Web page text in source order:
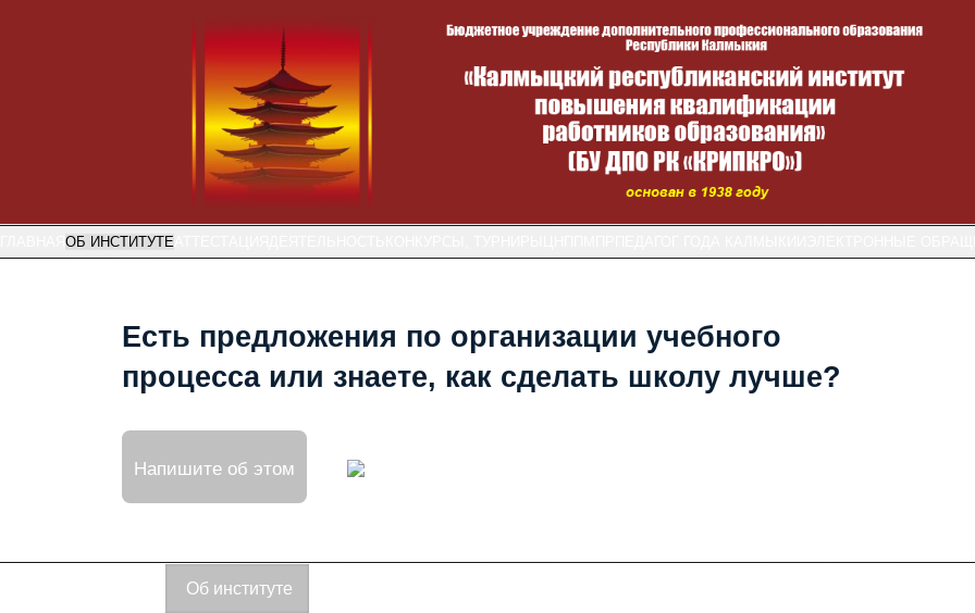
ОБ ИНСТИТУТЕ
Есть предложения по организации учебного
процесса или знаете, как сделать школу лучше?
Напишите об этом
Об институте